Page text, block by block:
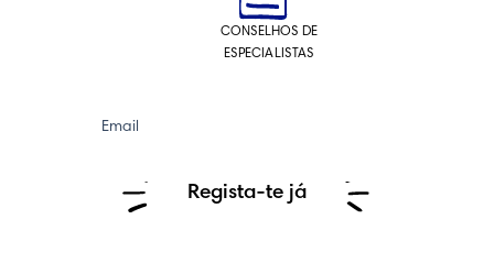
CONSELHOS DE
ESPECIALISTAS
Email
Regista-te já